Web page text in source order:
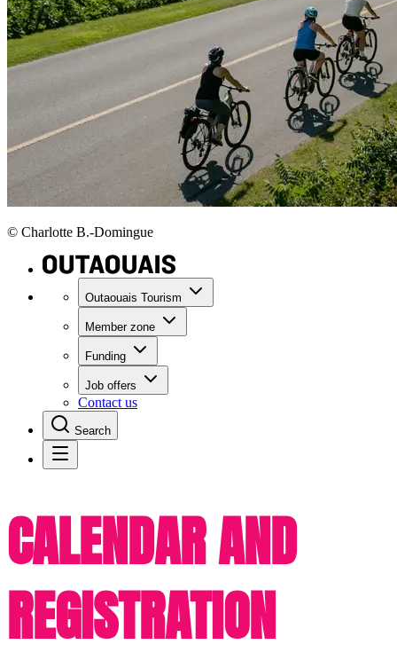
© Charlotte B.-Domingue
Outaouais Tourism
Member zone
Funding
Job offers
Contact us
Search
CALENDAR AND
REGISTRATION